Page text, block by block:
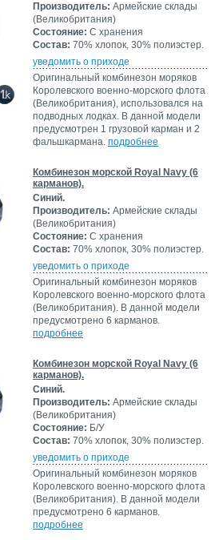
Производитель: Армейские склады
(Великобритания)
Состояние: С хранения
Состав: 70% хлопок, 30% полиэстер.
уведомить о приходе
Оригинальный комбинезон моряков
Королевского военно-морского флота
(Великобритания), использовался на
подводных лодках. В данной модели
предусмотрен 1 грузовой карман и 2
фальшкармана. подробнее
Комбинезон морской Royal Navy (6
карманов).
Синий.
Производитель: Армейские склады
(Великобритания)
Состояние: С хранения
Состав: 70% хлопок, 30% полиэстер.
уведомить о приходе
Оригинальный комбинезон моряков
Королевского военно-морского флота
(Великобритания). В данной модели
предусмотрено 6 карманов.
подробнее
Комбинезон морской Royal Navy (6
карманов).
Синий.
Производитель: Армейские склады
(Великобритания)
Состояние: Б/У
Состав: 70% хлопок, 30% полиэстер.
уведомить о приходе
Оригинальный комбинезон моряков
Королевского военно-морского флота
(Великобритания). В данной модели
предусмотрено 6 карманов.
подробнее